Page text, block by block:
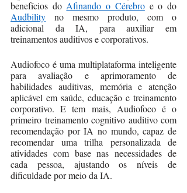
benefícios do Afinando o Cérebro
Audbility no mesmo produto, com o
adicional da IA, para auxiliar em
treinamentos auditivos e corporativos.
Audiofoco é uma multiplataforma inteligente
para avaliação e aprimoramento de
habilidades auditivas, memória e atenção
aplicável em saúde, educação e treinamento
corporativo. E tem mais, Audiofoco é o
primeiro treinamento cognitivo auditivo com
recomendação por IA no mundo, capaz de
recomendar uma trilha personalizada de
atividades com base nas necessidades de
cada pessoa, ajustando os níveis de
dificuldade por meio da IA.